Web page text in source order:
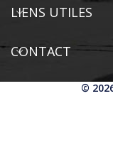
LIENS UTILES
CONTACT
©